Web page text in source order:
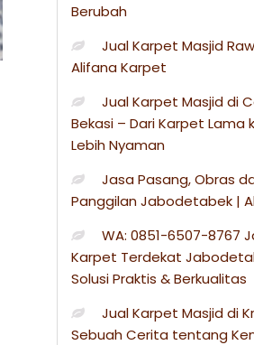
Berubah
Jual Karpet Masjid
Alifana Karpet
Jual Karpet Masjid di
Bekasi – Dari Karpet Lama
Lebih Nyaman
Jasa Pasang, Obras
Panggilan Jabodetabek |
WA: 0851-6507-8767
Karpet Terdekat
Solusi Praktis & Berkualitas
Jual Karpet Masjid di
Sebuah Cerita tentang